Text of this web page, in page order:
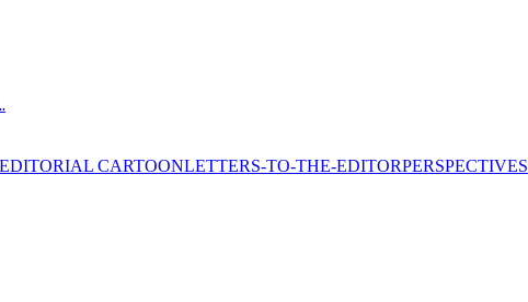
EDITORIAL CARTOONLETTERS-TO-THE-EDITORPERSPECTIVES